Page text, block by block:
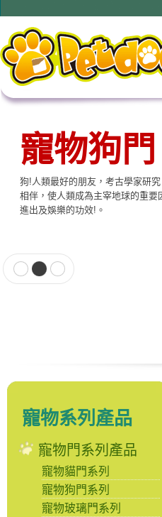
寵物狗門
狗!人類最好的朋友，考古學家研
相伴，使人類成為主宰地球的重要
進出及娛樂的功效!。
寵物系列產品
寵物門系列產品
寵物貓門系列
寵物狗門系列
寵物玻璃門系列